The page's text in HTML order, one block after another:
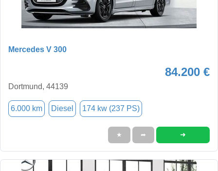
Mercedes V 300
84.200 €
Dortmund, 44139
6.000 km Diesel 174 kw (237 PS)
★ ➦ ➜